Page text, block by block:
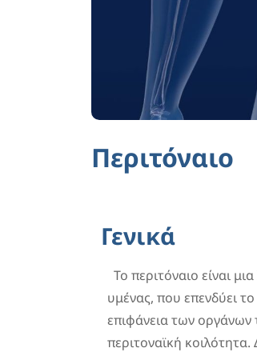
Περιτόναιο
Γενικά
Το περιτόναιο είναι
υμένας, που επενδύει
επιφάνεια των οργάνων
περιτοναϊκή